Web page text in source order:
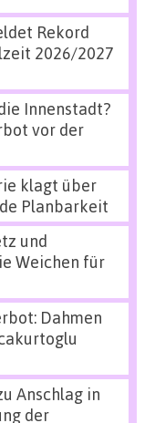
Rekord
2026/2027
Innenstadt?
vor der
klagt über
Planbarkeit
und
Weichen für
Dahmen
Anschlag in
der